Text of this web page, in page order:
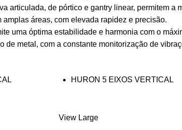
articulada, de pórtico e gantry linear, permitem a
amplas áreas, com elevada rapidez e precisão.
uma óptima estabilidade e harmonia com o
metal, com a constante monitorização de
HURON 5 EIXOS VERTICAL
View Large